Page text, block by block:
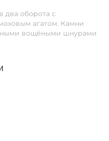
два оборота с
агатом. Камни
вощёными шнурами